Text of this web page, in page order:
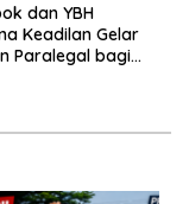
dan YBH
Keadilan Gelar
Paralegal bagi